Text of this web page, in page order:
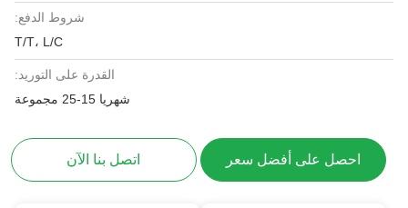
شروط الدفع:
T/T، L/C
القدرة على التوريد:
شهريا 15-25 مجموعة
احصل على أفضل سعر اتصل بنا الآن